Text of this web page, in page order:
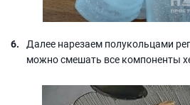
Далее нарезаем полукольцами
можно смешать все компоненты